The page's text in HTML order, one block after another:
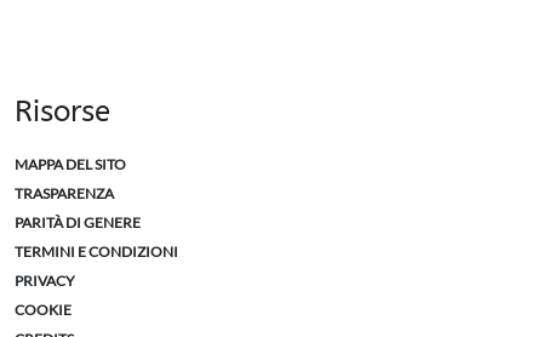
Risorse
MAPPA DEL SITO
TRASPARENZA
PARITÀ DI GENERE
TERMINI E CONDIZIONI
PRIVACY
COOKIE